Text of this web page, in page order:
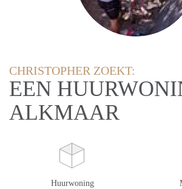
CHRISTOPHER ZOEKT:
EEN
ALKMAAR
Huurwoning